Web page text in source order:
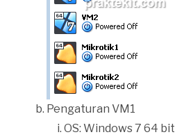
Pengaturan VM1
OS: Windows 7 64 bit